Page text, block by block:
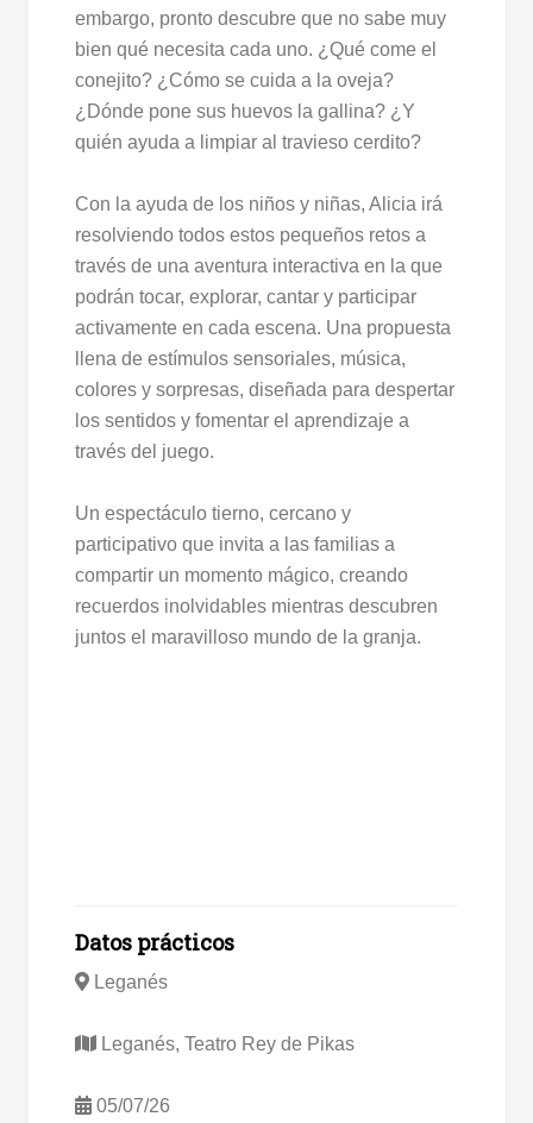
embargo, pronto descubre que no sabe muy
bien qué necesita cada uno. ¿Qué come el
conejito? ¿Cómo se cuida a la oveja?
¿Dónde pone sus huevos la gallina? ¿Y
quién ayuda a limpiar al travieso cerdito?
Con la ayuda de los niños y niñas, Alicia irá
resolviendo todos estos pequeños retos a
través de una aventura interactiva en la que
podrán tocar, explorar, cantar y participar
activamente en cada escena. Una propuesta
llena de estímulos sensoriales, música,
colores y sorpresas, diseñada para despertar
los sentidos y fomentar el aprendizaje a
través del juego.
Un espectáculo tierno, cercano y
participativo que invita a las familias a
compartir un momento mágico, creando
recuerdos inolvidables mientras descubren
juntos el maravilloso mundo de la granja.
Datos prácticos
Leganés
Leganés, Teatro Rey de Pikas
05/07/26